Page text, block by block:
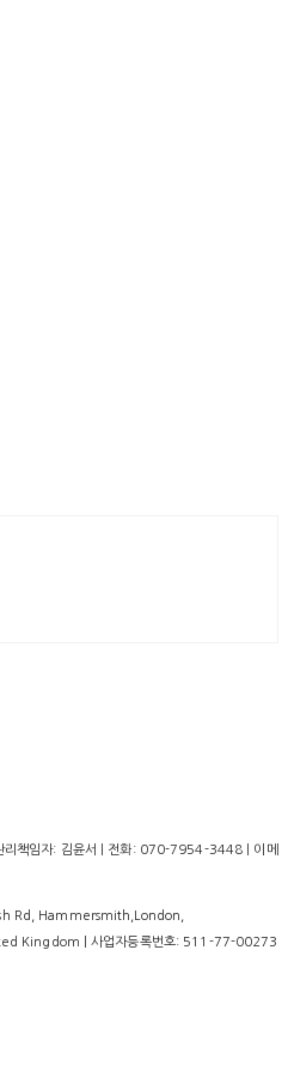
리책임자: 김윤서 | 전화: 070-7954-3448 | 이메
Rd, Hammersmith,London,
Kingdom | 사업자등록번호: 511-77-00273